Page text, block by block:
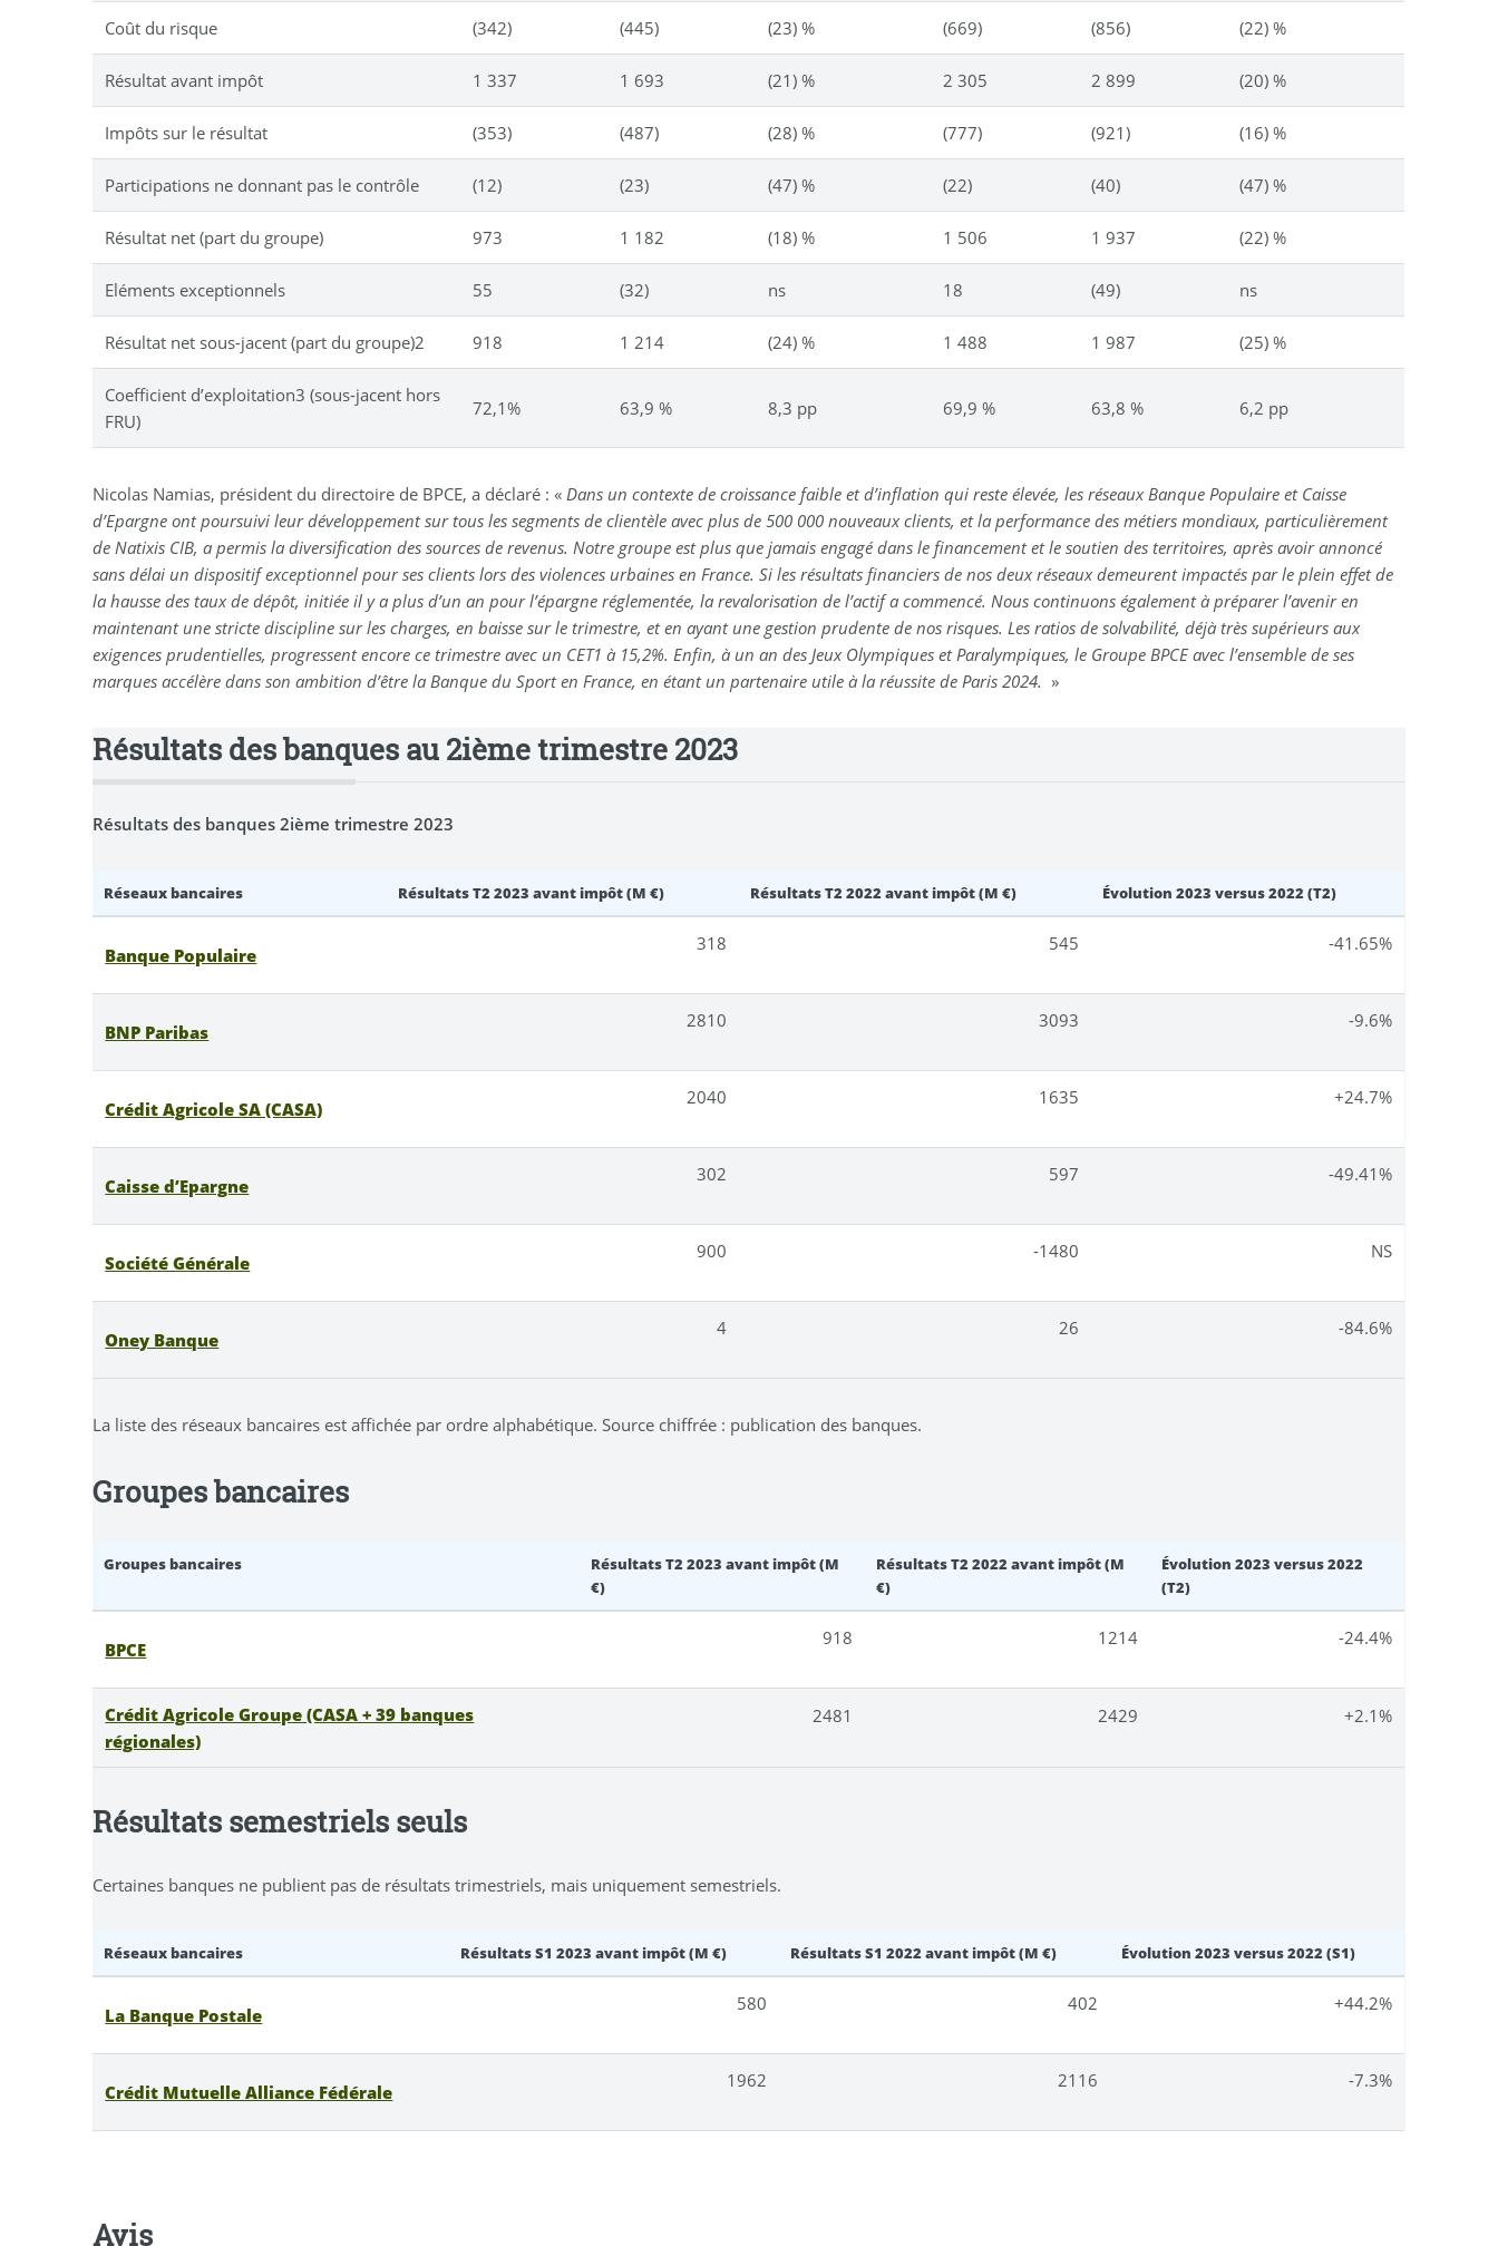
Coût du risque (342) (445) (23) % (669) (856) (22) %
Résultat avant impôt 1 337 1 693 (21) % 2 305 2 899 (20) %
Impôts sur le résultat (353) (487) (28) % (777) (921) (16) %
Participations ne donnant pas le contrôle (12) (23) (47) % (22) (40) (47) %
Résultat net (part du groupe) 973 1 182 (18) % 1 506 1 937 (22) %
Eléments exceptionnels 55 (32) ns 18 (49) ns
Résultat net sous-jacent (part du groupe)2 918 1 214 (24) % 1 488 1 987 (25) %
Coefficient d’exploitation3 (sous-jacent hors
FRU)
72,1% 63,9 % 8,3 pp 69,9 % 63,8 % 6,2 pp
Nicolas Namias, président du directoire de BPCE, a déclaré : «Dans un contexte de croissance faible et d’inflation qui reste élevée, les réseaux Banque Populaire et Caisse
d’Epargne ont poursuivi leur développement sur tous les segments de clientèle avec plus de 500 000 nouveaux clients, et la performance des métiers mondiaux, particulièrement
de Natixis CIB, a permis la diversification des sources de revenus. Notre groupe est plus que jamais engagé dans le financement et le soutien des territoires, après avoir annoncé
sans délai un dispositif exceptionnel pour ses clients lors des violences urbaines en France. Si les résultats financiers de nos deux réseaux demeurent impactés par le plein effet de
la hausse des taux de dépôt, initiée il y a plus d’un an pour l’épargne réglementée, la revalorisation de l’actif a commencé. Nous continuons également à préparer l’avenir en
maintenant une stricte discipline sur les charges, en baisse sur le trimestre, et en ayant une gestion prudente de nos risques. Les ratios de solvabilité, déjà très supérieurs aux
exigences prudentielles, progressent encore ce trimestre avec un CET1 à 15,2%. Enfin, à un an des Jeux Olympiques et Paralympiques, le Groupe BPCE avec l’ensemble de ses
marques accélère dans son ambition d’être la Banque du Sport en France, en étant un partenaire utile à la réussite de Paris 2024. »
Résultats des banques au 2ième trimestre 2023
Résultats des banques 2ième trimestre 2023
Réseaux bancaires Résultats T2 2023 avant impôt (M €) Résultats T2 2022 avant impôt (M €) Évolution 2023 versus 2022 (T2)
Banque Populaire
318 545 -41.65%
BNP Paribas
2810 3093 -9.6%
Crédit Agricole SA (CASA)
2040 1635 +24.7%
Caisse d’Epargne
302 597 -49.41%
Société Générale
900 -1480 NS
Oney Banque
4 26 -84.6%
La liste des réseaux bancaires est affichée par ordre alphabétique. Source chiffrée : publication des banques.
Groupes bancaires
Groupes bancaires
Résultats T2 2023 avant impôt (M
€)
Résultats T2 2022 avant impôt (M
€)
Évolution 2023 versus 2022
(T2)
BPCE
918 1214 -24.4%
Crédit Agricole Groupe (CASA + 39 banques
régionales)
2481 2429 +2.1%
Résultats semestriels seuls
Certaines banques ne publient pas de résultats trimestriels, mais uniquement semestriels.
Réseaux bancaires Résultats S1 2023 avant impôt (M €) Résultats S1 2022 avant impôt (M €) Évolution 2023 versus 2022 (S1)
La Banque Postale
580 402 +44.2%
Crédit Mutuelle Alliance Fédérale
1962 2116 -7.3%
Avis